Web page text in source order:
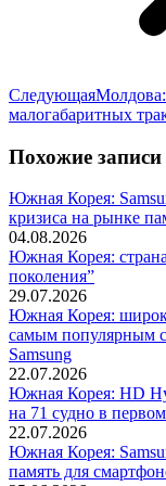
Следующая
запись:
Молдова:
малогабаритных
Похожие записи
Южная Корея:
кризиса на рынке
04.08.2026
Южная Корея:
поколения”
29.07.2026
Южная Корея:
самым популярным
Samsung
22.07.2026
Южная Корея: HD
на 71 судно в
22.07.2026
Южная Корея:
память для